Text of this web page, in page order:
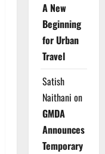
A New
Beginning
for Urban
Travel
Satish
Naithani on
GMDA
Announces
Temporary